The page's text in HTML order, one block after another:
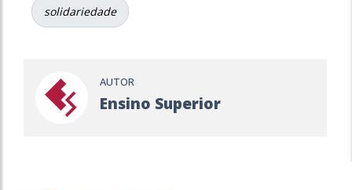
solidariedade
AUTOR
Ensino Superior